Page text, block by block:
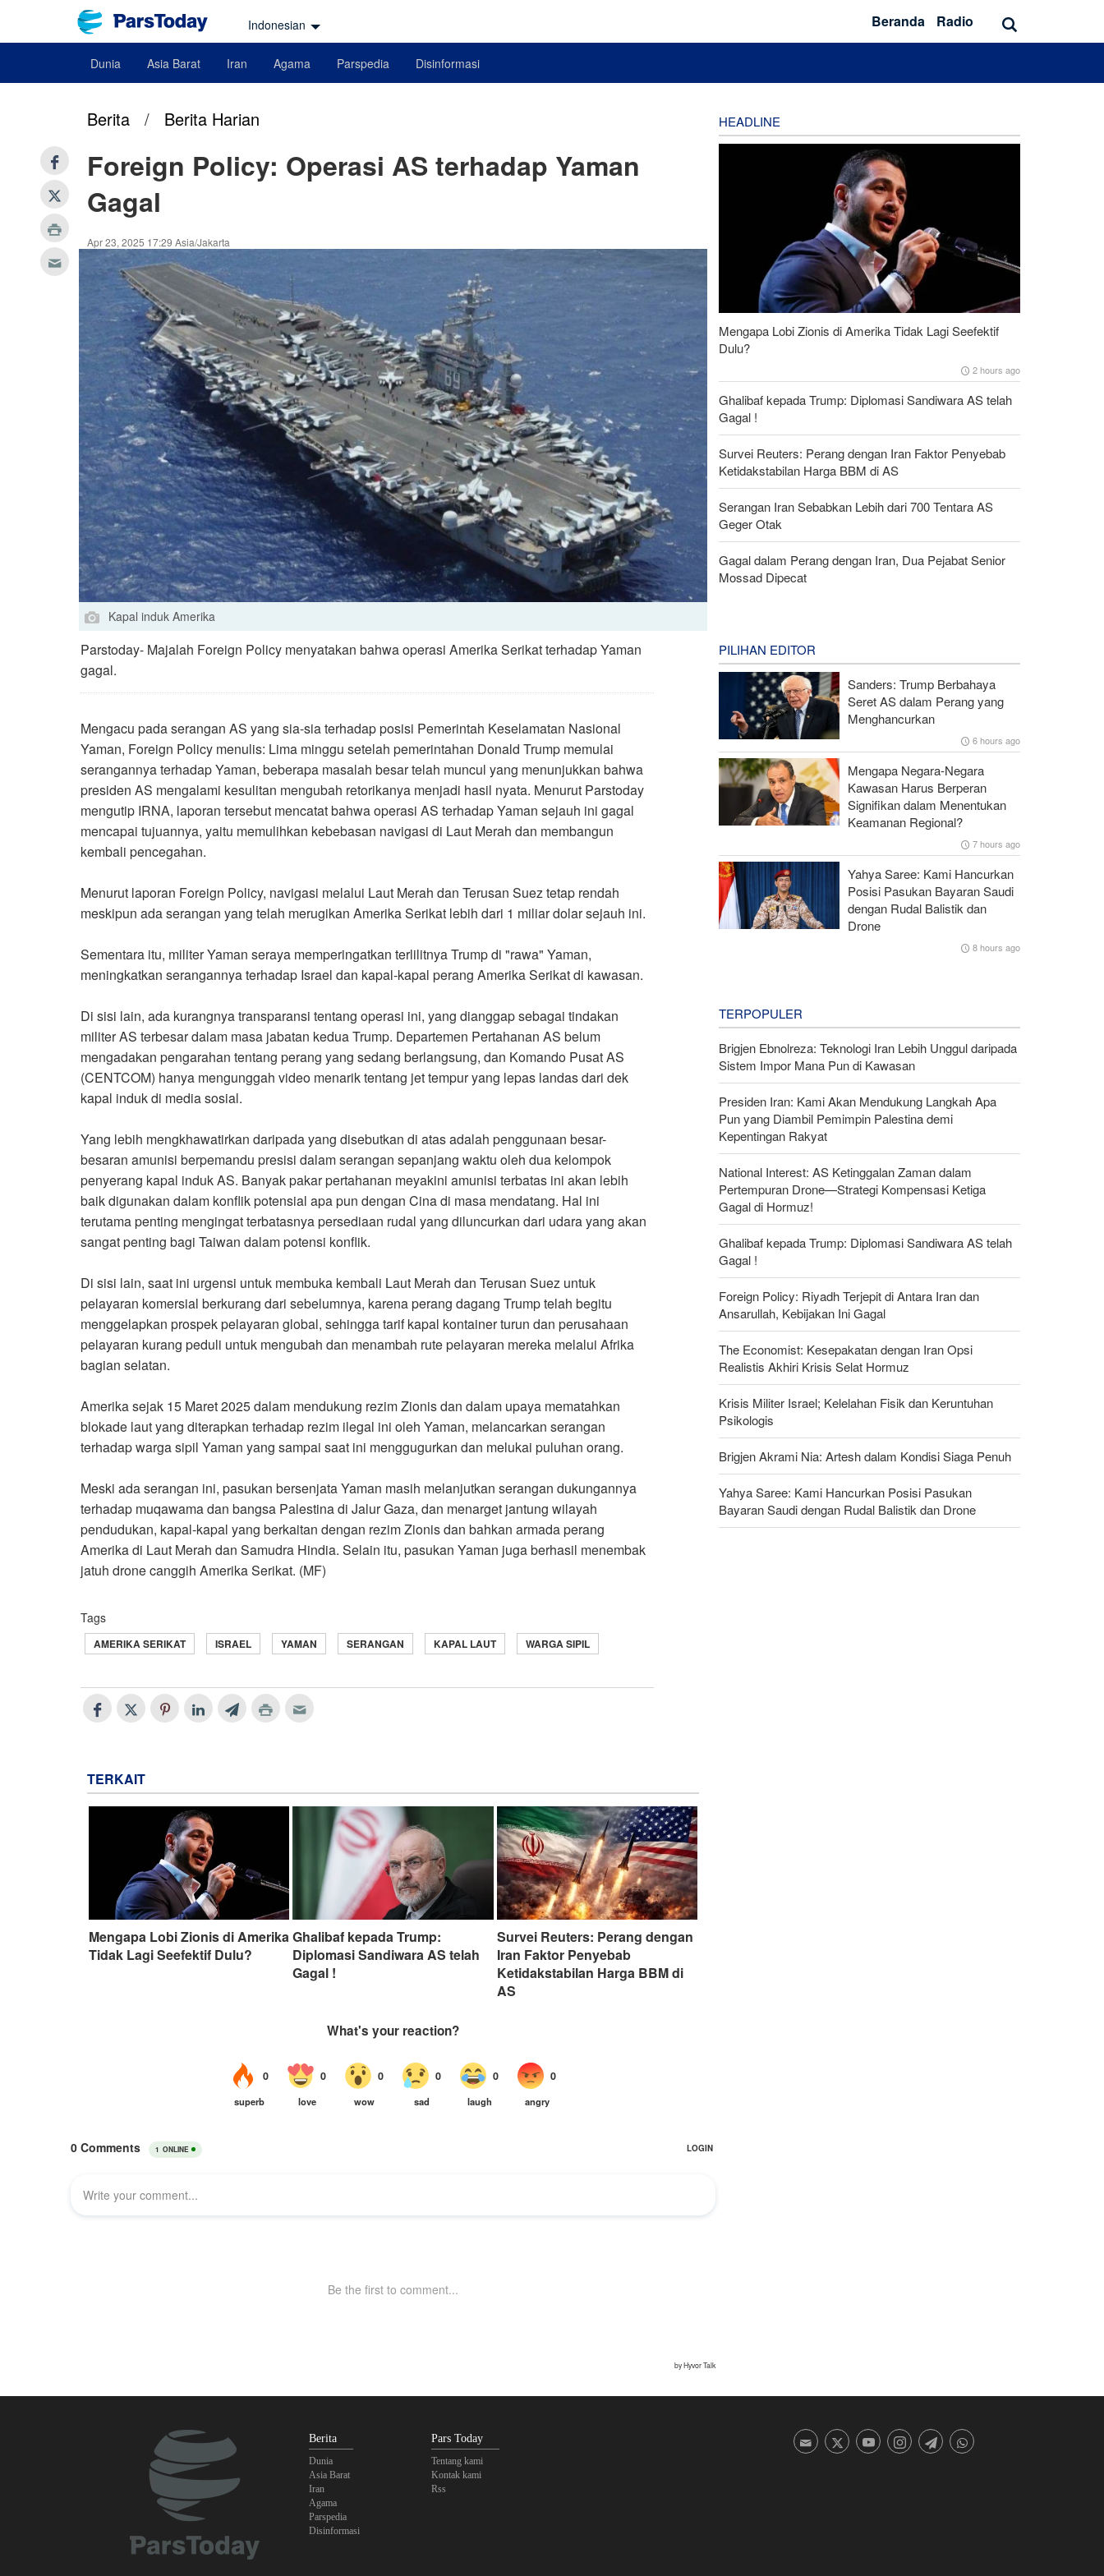
Indonesian Beranda Radio
Dunia Asia Barat Iran Agama Parspedia Disinformasi
Berita / Berita Harian
Foreign Policy: Operasi AS terhadap Yaman
Gagal
Apr 23, 2025 17:29 Asia/Jakarta
Kapal induk Amerika
Parstoday- Majalah Foreign Policy menyatakan bahwa operasi Amerika Serikat terhadap Yaman
gagal.
Mengacu pada serangan AS yang sia-sia terhadap posisi Pemerintah Keselamatan Nasional
Yaman, Foreign Policy menulis: Lima minggu setelah pemerintahan Donald Trump memulai
serangannya terhadap Yaman, beberapa masalah besar telah muncul yang menunjukkan bahwa
presiden AS mengalami kesulitan mengubah retorikanya menjadi hasil nyata. Menurut Parstoday
mengutip IRNA, laporan tersebut mencatat bahwa operasi AS terhadap Yaman sejauh ini gagal
mencapai tujuannya, yaitu memulihkan kebebasan navigasi di Laut Merah dan membangun
kembali pencegahan.
Menurut laporan Foreign Policy, navigasi melalui Laut Merah dan Terusan Suez tetap rendah
meskipun ada serangan yang telah merugikan Amerika Serikat lebih dari 1 miliar dolar sejauh ini.
Sementara itu, militer Yaman seraya memperingatkan terlilitnya Trump di "rawa" Yaman,
meningkatkan serangannya terhadap Israel dan kapal-kapal perang Amerika Serikat di kawasan.
Di sisi lain, ada kurangnya transparansi tentang operasi ini, yang dianggap sebagai tindakan
militer AS terbesar dalam masa jabatan kedua Trump. Departemen Pertahanan AS belum
mengadakan pengarahan tentang perang yang sedang berlangsung, dan Komando Pusat AS
(CENTCOM) hanya mengunggah video menarik tentang jet tempur yang lepas landas dari dek
kapal induk di media sosial.
Yang lebih mengkhawatirkan daripada yang disebutkan di atas adalah penggunaan besar-
besaran amunisi berpemandu presisi dalam serangan sepanjang waktu oleh dua kelompok
penyerang kapal induk AS. Banyak pakar pertahanan meyakini amunisi terbatas ini akan lebih
baik digunakan dalam konflik potensial apa pun dengan Cina di masa mendatang. Hal ini
terutama penting mengingat terbatasnya persediaan rudal yang diluncurkan dari udara yang akan
sangat penting bagi Taiwan dalam potensi konflik.
Di sisi lain, saat ini urgensi untuk membuka kembali Laut Merah dan Terusan Suez untuk
pelayaran komersial berkurang dari sebelumnya, karena perang dagang Trump telah begitu
menggelapkan prospek pelayaran global, sehingga tarif kapal kontainer turun dan perusahaan
pelayaran kurang peduli untuk mengubah dan menambah rute pelayaran mereka melalui Afrika
bagian selatan.
Amerika sejak 15 Maret 2025 dalam mendukung rezim Zionis dan dalam upaya mematahkan
blokade laut yang diterapkan terhadap rezim ilegal ini oleh Yaman, melancarkan serangan
terhadap warga sipil Yaman yang sampai saat ini menggugurkan dan melukai puluhan orang.
Meski ada serangan ini, pasukan bersenjata Yaman masih melanjutkan serangan dukungannya
terhadap muqawama dan bangsa Palestina di Jalur Gaza, dan menarget jantung wilayah
pendudukan, kapal-kapal yang berkaitan dengan rezim Zionis dan bahkan armada perang
Amerika di Laut Merah dan Samudra Hindia. Selain itu, pasukan Yaman juga berhasil menembak
jatuh drone canggih Amerika Serikat. (MF)
Tags
AMERIKA SERIKAT ISRAEL YAMAN SERANGAN KAPAL LAUT WARGA SIPIL
TERKAIT
Mengapa Lobi Zionis di Amerika
Tidak Lagi Seefektif Dulu?
Ghalibaf kepada Trump:
Diplomasi Sandiwara AS telah
Gagal !
Survei Reuters: Perang dengan
Iran Faktor Penyebab
Ketidakstabilan Harga BBM di
AS
HEADLINE
Mengapa Lobi Zionis di Amerika Tidak Lagi Seefektif
Dulu?
2 hours ago
Ghalibaf kepada Trump: Diplomasi Sandiwara AS telah
Gagal !
Survei Reuters: Perang dengan Iran Faktor Penyebab
Ketidakstabilan Harga BBM di AS
Serangan Iran Sebabkan Lebih dari 700 Tentara AS
Geger Otak
Gagal dalam Perang dengan Iran, Dua Pejabat Senior
Mossad Dipecat
PILIHAN EDITOR
Sanders: Trump Berbahaya
Seret AS dalam Perang yang
Menghancurkan
6 hours ago
Mengapa Negara-Negara
Kawasan Harus Berperan
Signifikan dalam Menentukan
Keamanan Regional?
7 hours ago
Yahya Saree: Kami Hancurkan
Posisi Pasukan Bayaran Saudi
dengan Rudal Balistik dan
Drone
8 hours ago
TERPOPULER
Brigjen Ebnolreza: Teknologi Iran Lebih Unggul daripada
Sistem Impor Mana Pun di Kawasan
Presiden Iran: Kami Akan Mendukung Langkah Apa
Pun yang Diambil Pemimpin Palestina demi
Kepentingan Rakyat
National Interest: AS Ketinggalan Zaman dalam
Pertempuran Drone—Strategi Kompensasi Ketiga
Gagal di Hormuz!
Ghalibaf kepada Trump: Diplomasi Sandiwara AS telah
Gagal !
Foreign Policy: Riyadh Terjepit di Antara Iran dan
Ansarullah, Kebijakan Ini Gagal
The Economist: Kesepakatan dengan Iran Opsi
Realistis Akhiri Krisis Selat Hormuz
Krisis Militer Israel; Kelelahan Fisik dan Keruntuhan
Psikologis
Brigjen Akrami Nia: Artesh dalam Kondisi Siaga Penuh
Yahya Saree: Kami Hancurkan Posisi Pasukan
Bayaran Saudi dengan Rudal Balistik dan Drone
Berita
Dunia
Asia Barat
Iran
Agama
Parspedia
Disinformasi
Pars Today
Tentang kami
Kontak kami
Rss